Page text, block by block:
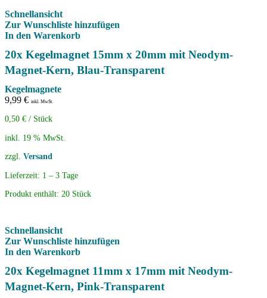
Schnellansicht
Zur Wunschliste hinzufügen
In den Warenkorb
20x Kegelmagnet 15mm x 20mm mit Neodym-
Magnet-Kern, Blau-Transparent
Kegelmagnete
9,99 € inkl. MwSt.
0,50 € / Stück
inkl. 19 % MwSt.
zzgl. Versand
Lieferzeit: 1 – 3 Tage
Produkt enthält: 20 Stück
Schnellansicht
Zur Wunschliste hinzufügen
In den Warenkorb
20x Kegelmagnet 11mm x 17mm mit Neodym-
Magnet-Kern, Pink-Transparent